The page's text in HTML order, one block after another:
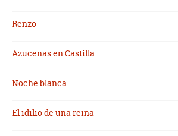
Renzo
Azucenas en Castilla
Noche blanca
El idilio de una reina